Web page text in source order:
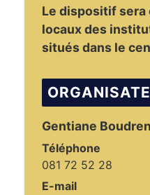
Le dispositif sera
locaux des
situés dans le
Gentiane
Téléphone
081 72 52 28
E-mail